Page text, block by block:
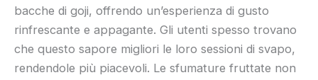
bacche di goji, offrendo un’esperienza di gusto
rinfrescante e appagante. Gli utenti spesso trovano
che questo sapore migliori le loro sessioni di svapo,
rendendole più piacevoli. Le sfumature fruttate non